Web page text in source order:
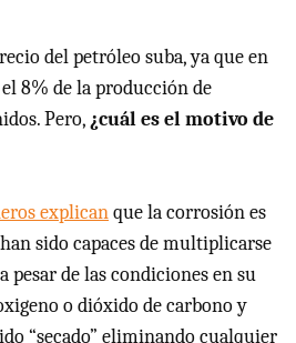
del petróleo suba, ya que en
8% de la producción de
Pero, ¿cuál es el motivo de
explicanque la corrosión es
sido capaces de multiplicarse
pesar de las condiciones en su
o dióxido de carbono y
“secado” eliminando cualquier